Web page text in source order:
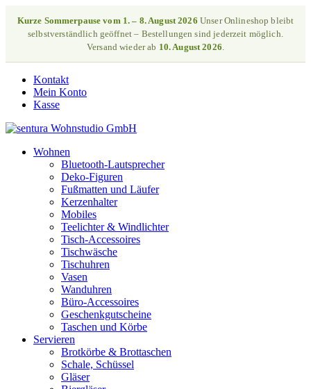
Kurze Sommerpause vom 1. – 8. August 2026 Unser Onlineshop bleibt
selbstverständlich geöffnet – Bestellungen sind jederzeit möglich.
Versand wieder ab 10. August 2026.
Kontakt
Mein Konto
Kasse
Wohnen
Bluetooth-Lautsprecher
Deko-Figuren
Fußmatten und Läufer
Kerzenhalter
Mobiles
Teelichter & Windlichter
Tisch-Accessoires
Tischwäsche
Tischuhren
Vasen
Wanduhren
Büro-Accessoires
Geschenkgutscheine
Taschen und Körbe
Servieren
Brotkörbe & Brottaschen
Schale, Schüssel
Gläser